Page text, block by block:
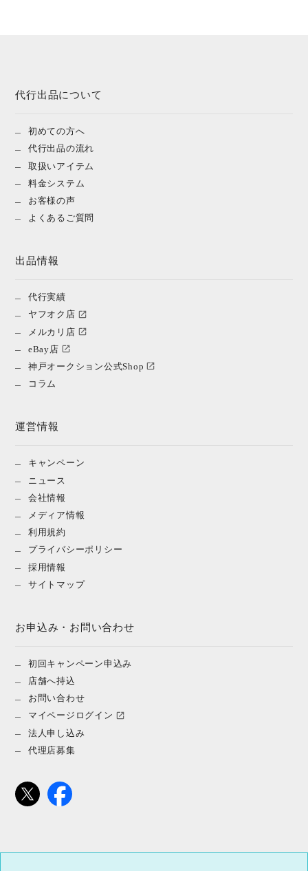
代行出品について
初めての方へ
代行出品の流れ
取扱いアイテム
料金システム
お客様の声
よくあるご質問
出品情報
代行実績
ヤフオク店
メルカリ店
eBay店
神戸オークション公式Shop
コラム
運営情報
キャンペーン
ニュース
会社情報
メディア情報
利用規約
プライバシーポリシー
採用情報
サイトマップ
お申込み・お問い合わせ
初回キャンペーン申込み
店舗へ持込
お問い合わせ
マイページログイン
法人申し込み
代理店募集